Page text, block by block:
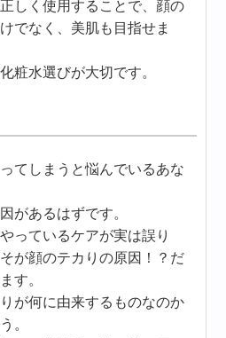
しく使用することで、顔の
でなく、美肌も目指せま
粧水選びが大切です。
てしまうと悩んでいるあな
があるはずです。
っているケアが実は誤り
が顔のテカりの原因！？だ
す。
が何に由来するものなのか
。